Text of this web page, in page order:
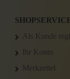
Als Kunde
Ihr Konto
Merkzettel